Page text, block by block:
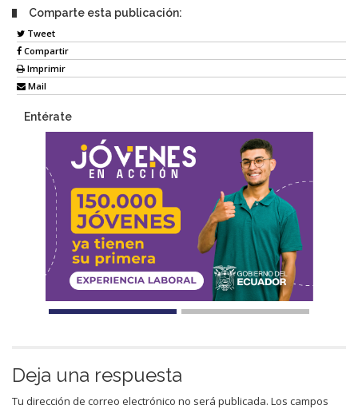
Comparte esta publicación:
Tweet
Compartir
Imprimir
Mail
Entérate
Deja una respuesta
Tu dirección de correo electrónico no será publicada. Los campos